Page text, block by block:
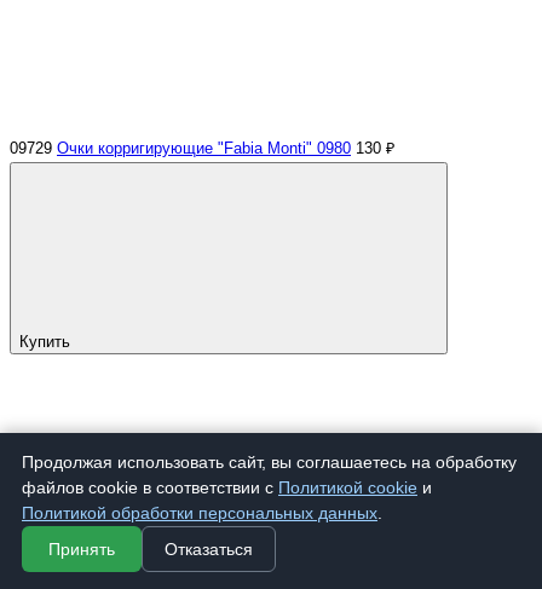
09729 Очки корригирующие "Fabia Monti" 0980 130 ₽
Купить
Продолжая использовать сайт, вы соглашаетесь на обработку
файлов cookie в соответствии с Политикой cookie и
Политикой обработки персональных данных
Принять
Отказаться